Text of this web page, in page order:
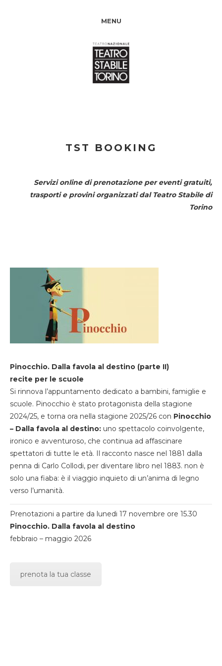
MENU
TST BOOKING
Servizi online di prenotazione per eventi gratuiti,
trasporti e provini organizzati dal Teatro Stabile di
Torino
Pinocchio. Dalla favola al destino (parte II)
recite per le scuole
Si rinnova l’appuntamento dedicato a bambini, famiglie e
scuole. Pinocchio è stato protagonista della stagione
2024/25, e torna ora nella stagione 2025/26 con Pinocchio
– Dalla favola al destino: uno spettacolo coinvolgente,
ironico e avventuroso, che continua ad affascinare
spettatori di tutte le età. Il racconto nasce nel 1881 dalla
penna di Carlo Collodi, per diventare libro nel 1883. non è
solo una fiaba: è il viaggio inquieto di un’anima di legno
verso l’umanità.
Prenotazioni a partire da lunedi 17 novembre ore 15.30
Pinocchio. Dalla favola al destino
febbraio – maggio 2026
prenota la tua classe